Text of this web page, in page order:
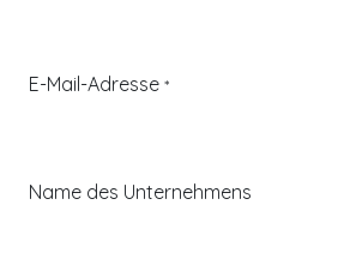
E-Mail-Adresse *
Name des Unternehmens